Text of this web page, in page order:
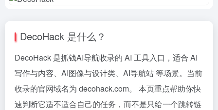
DecoHack 是什么？
DecoHack 是抓钱AI导航收录的 AI 工具入口，适合 AI
写作与内容、AI图像与设计类、AI导航站 等场景。当前
收录的官网域名为 decohack.com。 本页重点帮助你快
速判断它适不适合自己的任务，而不是只给一个跳转链